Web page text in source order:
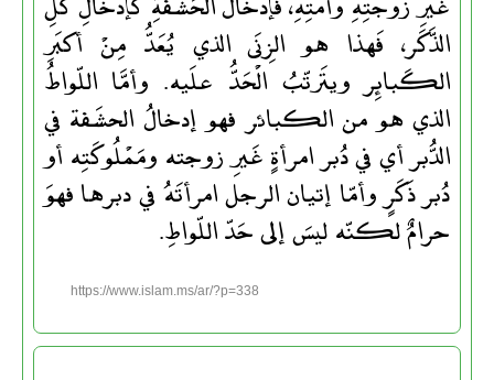
الذَّكَر، فَهذا هو الزِنَى الذي يُعَدُّ مِنْ أكبَرِ
الكَبائِر ويتَرتّبُ الْحَدُّ علَيه. وأمَّا اللّواطُ
الذي هو من الكبائر فهو إدخالُ الحشَفة في
الدُّبر أي في دُبر امرأةٍ غَيرِ زوجته ومَمْلُوكَتِه أو
دُبر ذَكَرٍ وأمّا إتيان الرجل امرأتَهُ في دبرها فهوَ
حرامٌ لكنّه ليسَ إلى حَدّ اللّواطِ.
https://www.islam.ms/ar/?p=338